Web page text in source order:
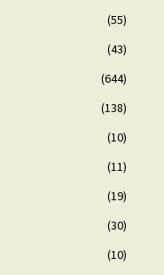
(55)
(43)
(644)
(138)
(10)
(11)
(19)
(30)
(10)